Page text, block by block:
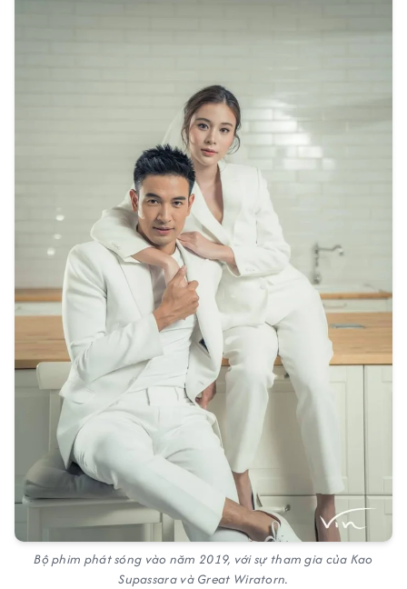
Bộ phim phát sóng vào năm 2019, với sự tham gia của Kao
Supassara và Great Wiratorn.